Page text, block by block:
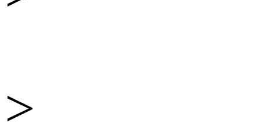
点
舆
>